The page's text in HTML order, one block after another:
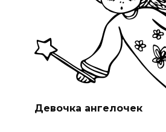
Девочка ангелочек